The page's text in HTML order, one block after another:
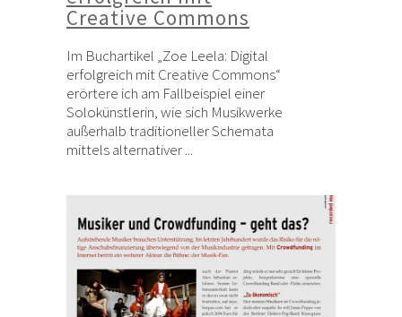
Creative Commons
Im Buchartikel „Zoe Leela: Digital
erfolgreich mit Creative Commons“
erörtere ich am Fallbeispiel einer
Solokünstlerin, wie sich Musikwerke
außerhalb traditioneller Schemata
mittels alternativer ...